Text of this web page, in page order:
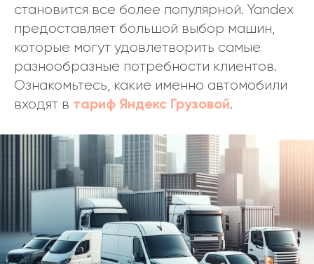
становится все более популярной. Yandex
предоставляет большой выбор машин,
которые могут удовлетворить самые
разнообразные потребности клиентов.
Ознакомьтесь, какие именно автомобили
входят в тариф Яндекс Грузовой.